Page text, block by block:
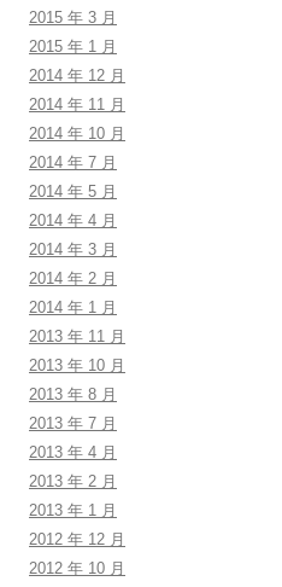
2015 年 3 月
2015 年 1 月
2014 年 12 月
2014 年 11 月
2014 年 10 月
2014 年 7 月
2014 年 5 月
2014 年 4 月
2014 年 3 月
2014 年 2 月
2014 年 1 月
2013 年 11 月
2013 年 10 月
2013 年 8 月
2013 年 7 月
2013 年 4 月
2013 年 2 月
2013 年 1 月
2012 年 12 月
2012 年 10 月